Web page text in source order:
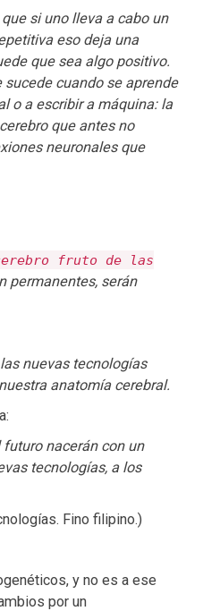
si uno lleva a cabo un
eso deja una
que sea algo positivo.
cuando se aprende
o a escribir a máquina: la
que antes no
neuronales que
fruto de las
permanentes, serán
nuevas tecnologías
anatomía cerebral.
nacerán con un
tecnologías, a los
Fino filipino.)
y no es a ese
por un